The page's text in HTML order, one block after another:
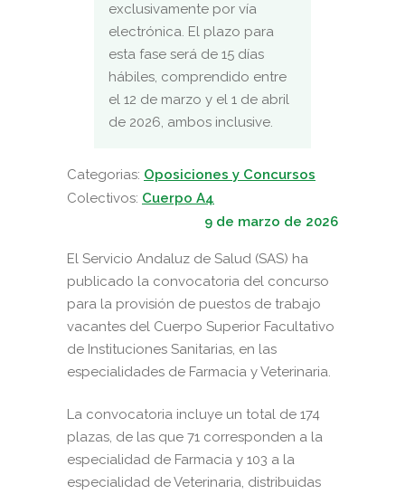
exclusivamente por vía
electrónica. El plazo para
esta fase será de 15 días
hábiles, comprendido entre
el 12 de marzo y el 1 de abril
de 2026, ambos inclusive.
Categorias: Oposiciones y Concursos
Colectivos: Cuerpo A4
9 de marzo de 2026
El Servicio Andaluz de Salud (SAS) ha
publicado la convocatoria del concurso
para la provisión de puestos de trabajo
vacantes del Cuerpo Superior Facultativo
de Instituciones Sanitarias, en las
especialidades de Farmacia y Veterinaria.
La convocatoria incluye un total de 174
plazas, de las que 71 corresponden a la
especialidad de Farmacia y 103 a la
especialidad de Veterinaria, distribuidas